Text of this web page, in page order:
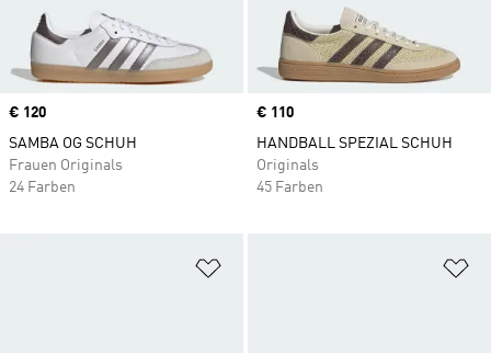
Price
€ 120
SAMBA OG SCHUH
Frauen Originals
24 Farben
Price
€ 110
HANDBALL SPEZIAL SCHUH
Originals
45 Farben